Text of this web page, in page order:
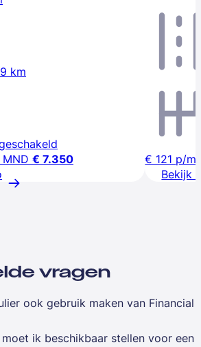
km
MND € 7.350
€ 121 p/m
Bekijk
vragen
ook gebruik maken van Financial
ik beschikbaar stellen voor een